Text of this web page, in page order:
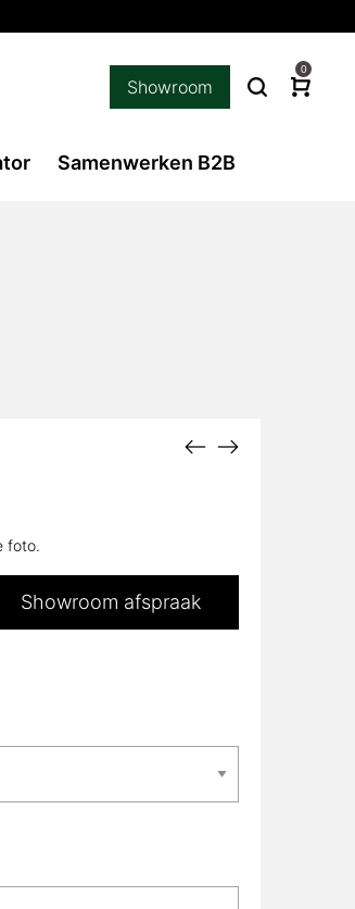
Showroom
0
Samenwerken B2B
foto.
Showroom afspraak